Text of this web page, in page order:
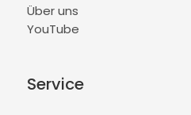
Über uns
YouTube
Service